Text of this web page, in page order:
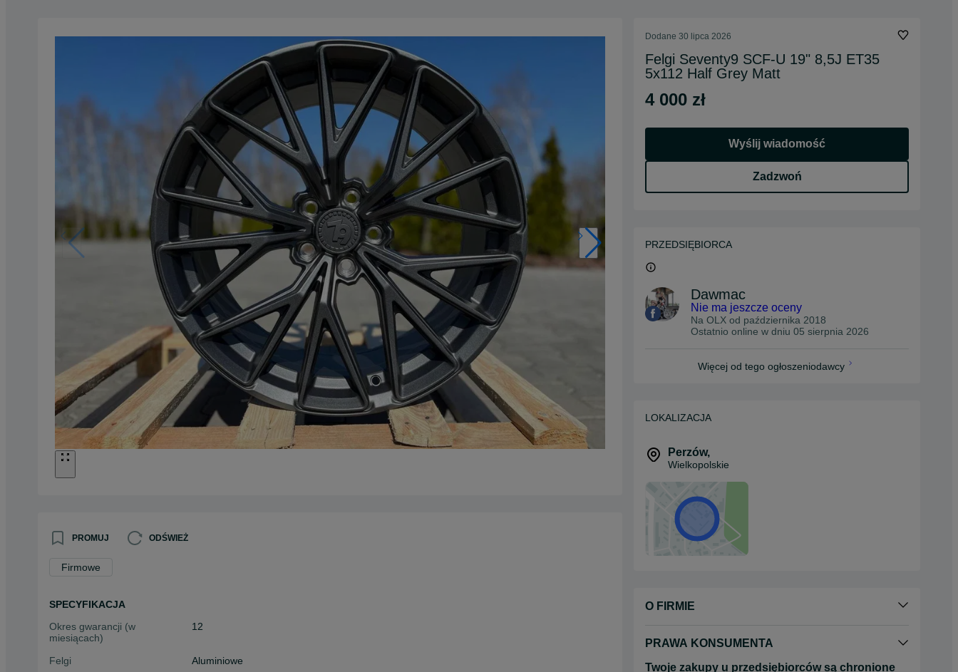
PROMUJ ODŚWIEŻ
Firmowe
SPECYFIKACJA
Okres gwarancji (w
miesiącach)
12
Felgi
Aluminiowe
Dodane 30 lipca 2026
Felgi Seventy9 SCF-U 19" 8,5J ET35
5x112 Half Grey Matt
4 000 zł
Wyślij wiadomość
Zadzwoń
PRZEDSIĘBIORCA
Dawmac
Nie ma jeszcze oceny
Na OLX od października 2018
Ostatnio online w dniu 05 sierpnia 2026
Więcej od tego ogłoszeniodawcy
LOKALIZACJA
Perzów,
Wielkopolskie
O FIRMIE
PRAWA KONSUMENTA
Twoje zakupy u przedsiębiorców są chronione